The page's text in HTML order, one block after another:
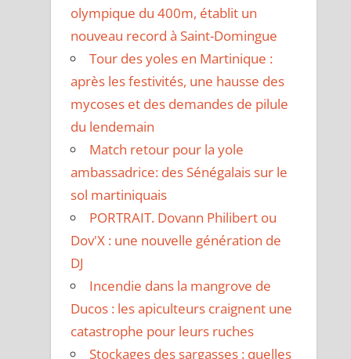
olympique du 400m, établit un
nouveau record à Saint-Domingue
Tour des yoles en Martinique :
après les festivités, une hausse des
mycoses et des demandes de pilule
du lendemain
Match retour pour la yole
ambassadrice: des Sénégalais sur le
sol martiniquais
PORTRAIT. Dovann Philibert ou
Dov'X : une nouvelle génération de
DJ
Incendie dans la mangrove de
Ducos : les apiculteurs craignent une
catastrophe pour leurs ruches
Stockages des sargasses : quelles